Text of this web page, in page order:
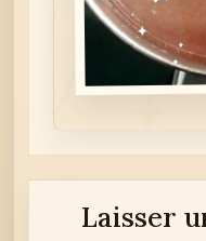
Laisser